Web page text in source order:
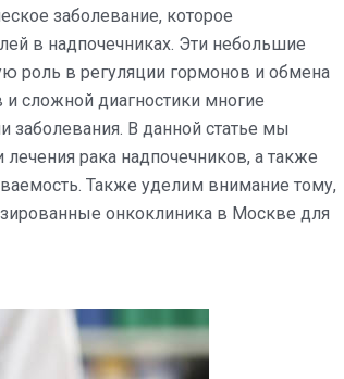
заболевание, которое
в надпочечниках. Эти небольшие
роль в регуляции гормонов и обмена
сложной диагностики многие
заболевания. В данной статье мы
рака надпочечников, а также
Также уделим внимание тому,
онкоклиника в Москве для